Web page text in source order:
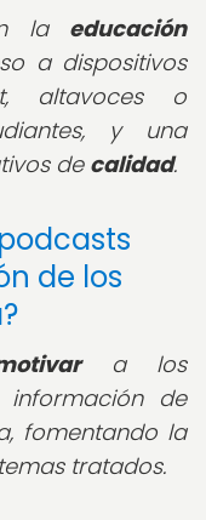
la educación
a dispositivos
altavoces o
y una
de calidad.
de los
a los
información de
fomentando la
tratados.